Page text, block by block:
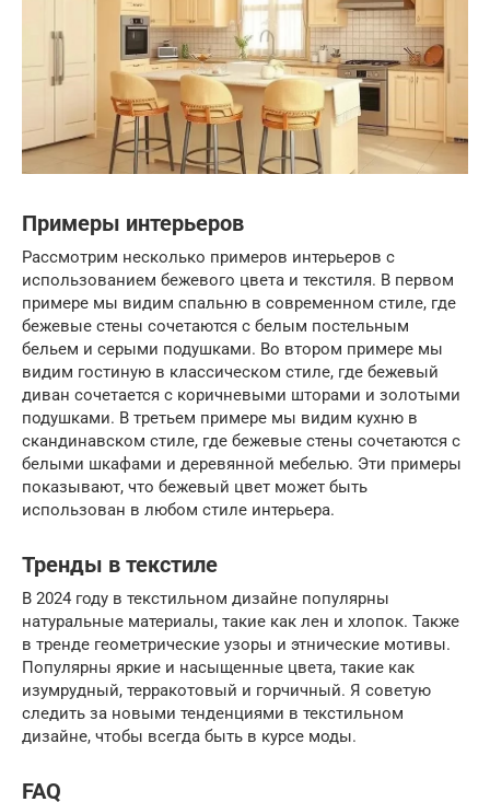
Примеры интерьеров
Рассмотрим несколько примеров интерьеров с
использованием бежевого цвета и текстиля. В первом
примере мы видим спальню в современном стиле, где
бежевые стены сочетаются с белым постельным
бельем и серыми подушками. Во втором примере мы
видим гостиную в классическом стиле, где бежевый
диван сочетается с коричневыми шторами и золотыми
подушками. В третьем примере мы видим кухню в
скандинавском стиле, где бежевые стены сочетаются с
белыми шкафами и деревянной мебелью. Эти примеры
показывают, что бежевый цвет может быть
использован в любом стиле интерьера.
Тренды в текстиле
В 2024 году в текстильном дизайне популярны
натуральные материалы, такие как лен и хлопок. Также
в тренде геометрические узоры и этнические мотивы.
Популярны яркие и насыщенные цвета, такие как
изумрудный, терракотовый и горчичный. Я советую
следить за новыми тенденциями в текстильном
дизайне, чтобы всегда быть в курсе моды.
FAQ